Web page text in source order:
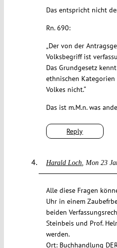
Reply
Das entspricht nicht
Rn. 690:
„Der von der
Volksbegriff ist
Das Grundgesetz
ethnischen
Volkes nicht.“
Das ist m.M.n. was
Harald Loch Mon 23
Alle diese Fragen
Uhr in einem
beiden
Steinbeis und Prof.
werden.
Ort: Buchhandlung DER